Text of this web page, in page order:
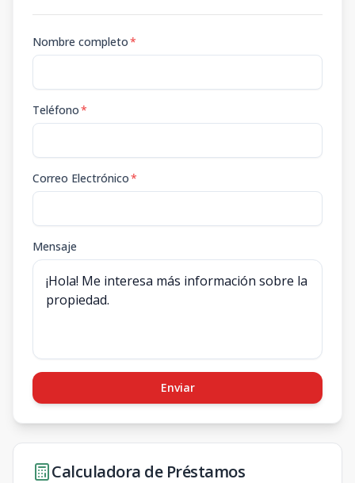
Nombre completo*
Teléfono*
Correo Electrónico*
Mensaje
Enviar
Calculadora de Préstamos